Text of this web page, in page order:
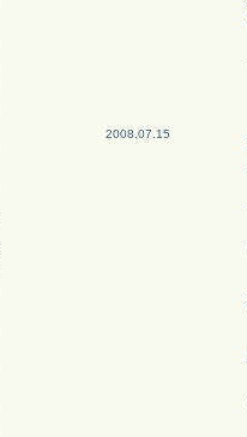
2008.07.15